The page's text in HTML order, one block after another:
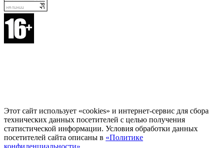
Этот сайт использует «cookies» и интернет-сервис для сбора
технических данных посетителей с целью получения
статистической информации. Условия обработки данных
посетителей сайта описаны в «Политике
конфиденциальности»